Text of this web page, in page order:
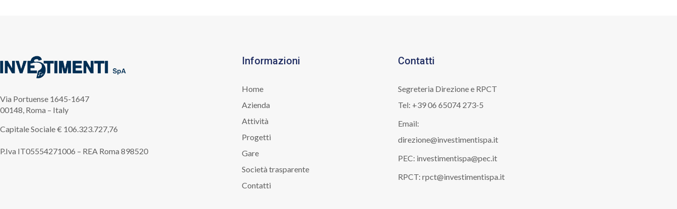
Via Portuense 1645-1647
00148, Roma – Italy
Capitale Sociale € 106.323.727,76
P.Iva IT05554271006 – REA Roma 898520
Informazioni
Home
Azienda
Attività
Progetti
Gare
Società trasparente
Contatti
Contatti
Segreteria Direzione e RPCT
Tel: +39 06 65074 273-5
Email:
direzione@investimentispa.it
PEC: investimentispa@pec.it
RPCT: rpct@investimentispa.it